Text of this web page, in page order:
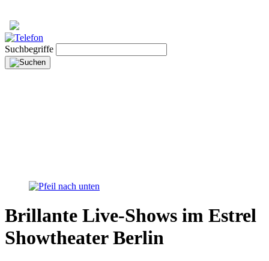
Suchbegriffe
Brillante Live-Shows im Estrel
Showtheater Berlin